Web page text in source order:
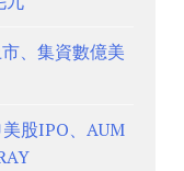
、集資數億美
股IPO、AUM